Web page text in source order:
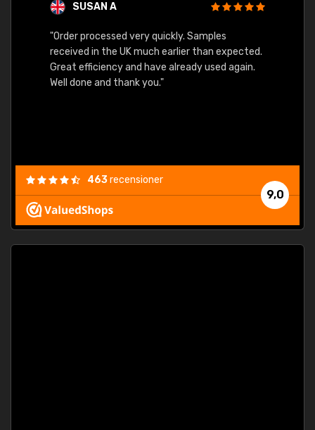
SUSAN A
"Order processed very quickly. Samples
received in the UK much earlier than expected.
Great efficiency and have already used again.
Well done and thank you."
9,0
463recensioner